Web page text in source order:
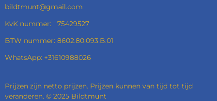
bildtmunt@gmail.com
KvK nummer: 75429527
BTW nummer: 8602.80.093.B.01
WhatsApp: +31610988026
Prijzen zijn netto prijzen. Prijzen kunnen van tijd tot tijd
veranderen. © 2025 Bildtmunt